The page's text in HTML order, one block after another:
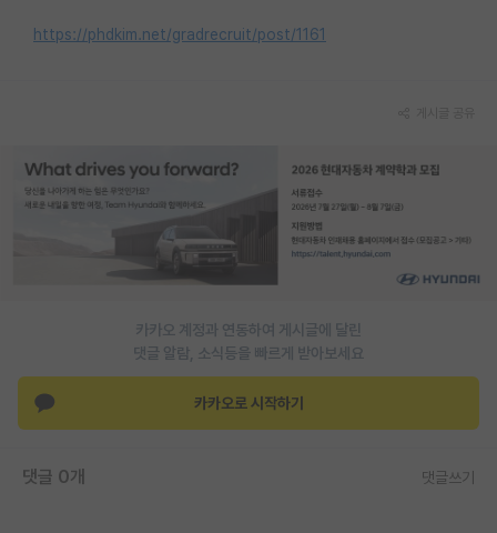
https://phdkim.net/gradrecruit/post/1161
카카오 계정과 연동하여 게시글에 달린
댓글 알람, 소식등을 빠르게 받아보세요
카카오로 시작하기
댓글 0개 댓글쓰기